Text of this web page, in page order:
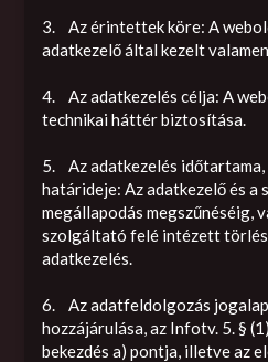
3. Az érintettek köre: A
adatkezelő által kezelt
4. Az adatkezelés célja: A
technikai háttér biztosítása.
5. Az adatkezelés
határideje: Az adatkezelő és
megállapodás megszűnéséig,
szolgáltató felé intézett
adatkezelés.
6. Az adatfeldolgozás
hozzájárulása, az Infotv. 5. §
bekezdés a) pontja, illetve az